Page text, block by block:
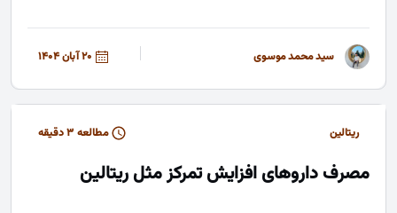
سید محمد موسوی
ریتالین مطالعه ۳ دقیقه
مصرف داروهای افزایش تمرکز مثل ریتالین